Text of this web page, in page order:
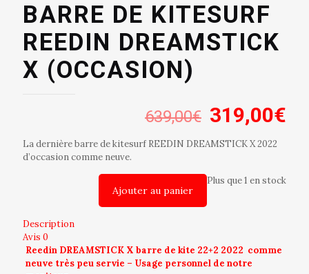
BARRE DE KITESURF
REEDIN DREAMSTICK
X (OCCASION)
639,00€ Le
prix
était :
319,00€
La dernière barre de kitesurf REEDIN DREAMSTICK X 2022
d’occasion comme neuve.
Plus que 1 en stock
Ajouter au panier
Description
Avis 0
Reedin DREAMSTICK X barre de kite 22+2 2022 comme
neuve très peu servie – Usage personnel de notre